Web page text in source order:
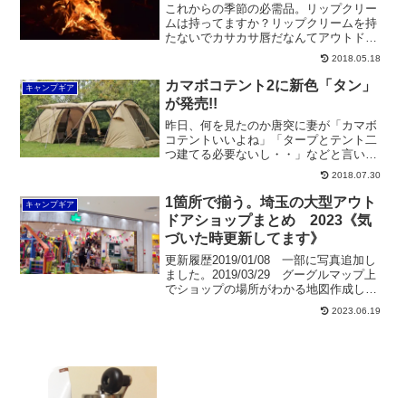
これからの季節の必需品。リップクリー
ムは持ってますか？リップクリームを持
たないでカサカサ唇だなんてアウトドア
メンとしては失格です。いつ何時、その
チャンスがやってくるかわかりませんか
らね。（笑）アウトドアで便利「リップ
クリーム」の汎用性リップ...
2018.05.18
キャンプギア
カマボコテント2に新色「タン」
が発売!!
昨日、何を見たのか唐突に妻が「カマボ
コテントいいよね」「タープとテント二
つ建てる必要ないし・・」などと言い出
しました。「ああ、人気あるみたいだ
ね。すぐ売り切れになるほど。よく知ら
んけど・・」その時はカマボコテントの
話は終わり。コレはカマボコ...
2018.07.30
キャンプギア
1箇所で揃う。埼玉の大型アウト
ドアショップまとめ 2023《気
づいた時更新してます》
更新履歴2019/01/08 一部に写真追加し
ました。2019/03/29 グーグルマップ上
でショップの場所がわかる地図作成しま
した。2019/05/10 グーグルマップに
RUNARX RUNNING COMPANY、
2023.06.19